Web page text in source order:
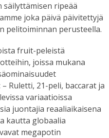
ripeää
joka päivä päivitettyjä
pelitoiminnan perusteella.
fruit-peleistä
joissa mukana
– Ruletti, 21-peli, baccarat ja
variaatioissa
juontajia reaaliaikaisena
kautta globaalia
megapotin